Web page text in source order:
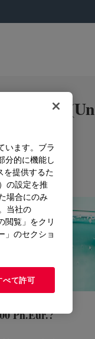
ション
Ph.Eur.?
います。ブラ
分的に機能し
を提供するた
の設定を推
場合にのみ
当社の
閲覧」をクリ
」のセクショ
べて許可